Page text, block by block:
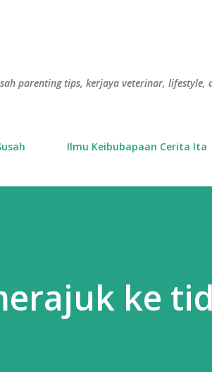
parenting tips, kerjaya veterinar, lifestyle,
Ilmu Keibubapaan Cerita Ita
ke